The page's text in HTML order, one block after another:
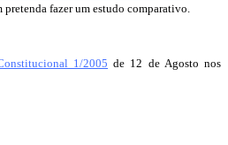
fazer um estudo comparativo.
1/2005 de 12 de Agosto nos